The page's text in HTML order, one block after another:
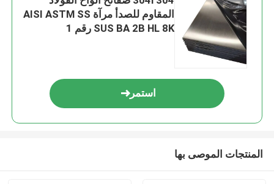
المقاوم للصدأ مرآة AISI ASTM SS
SUS BA 2B HL 8K رقم 1
استمر
المنتجات الموصى بها